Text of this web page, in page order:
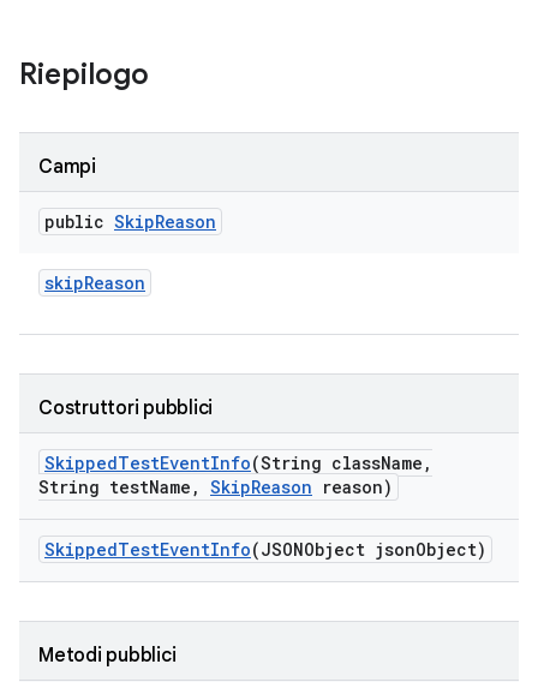
Riepilogo
Campi
public SkipReason
skipReason
Costruttori pubblici
SkippedTestEventInfo(String className ,
String testName , SkipReason reason)
SkippedTestEventInfo(JSONObject jsonObject)
Metodi pubblici